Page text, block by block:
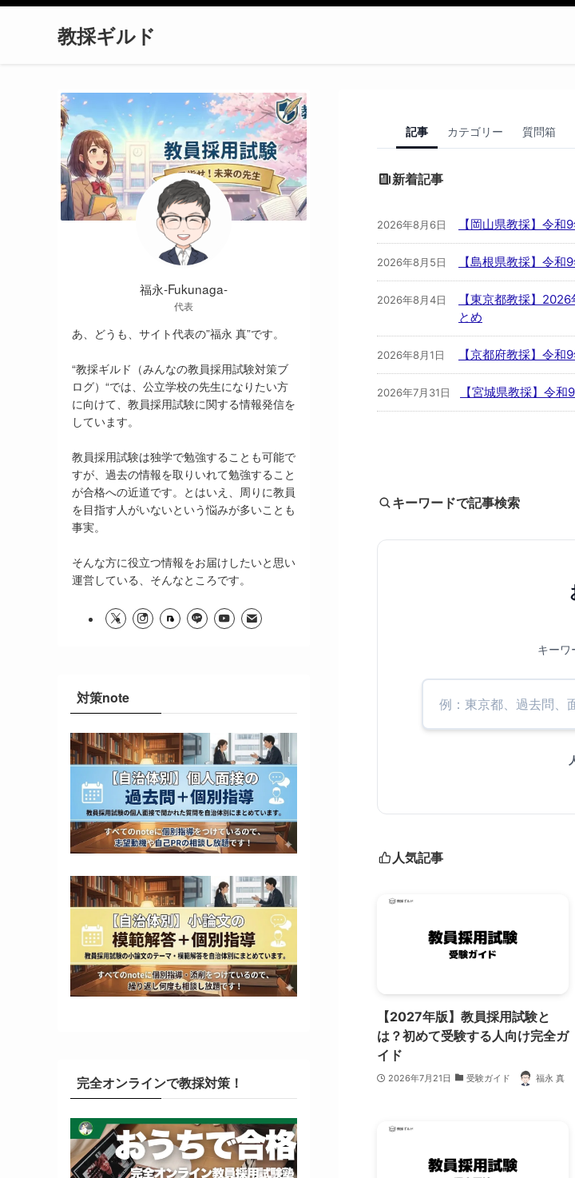
教採ギルド
記事 カテゴリー 質問箱
新着記事
【岡山県教採】令
2026年8月6日
【島根県教採】令
2026年8月5日
【東京都教採】
とめ
2026年8月4日
【京都府教採】令
2026年8月1日
【宮城県教採】令
2026年7月31日
キーワードで記事検索
キーワ
人気記事
【2027年版】教員採用試験と
は？初めて受験する人向け完全ガ
イド
2026年7月21日 受験ガイド 福永 真
福永-Fukunaga-
代表
あ、どうも、サイト代表の”福永 真”です。
“教採ギルド（みんなの教員採用試験対策ブ
ログ）“では、公立学校の先生になりたい方
に向けて、教員採用試験に関する情報発信を
しています。
教員採用試験は独学で勉強することも可能で
すが、過去の情報を取りいれて勉強すること
が合格への近道です。とはいえ、周りに教員
を目指す人がいないという悩みが多いことも
事実。
そんな方に役立つ情報をお届けしたいと思い
運営している、そんなところです。
対策note
完全オンラインで教採対策！